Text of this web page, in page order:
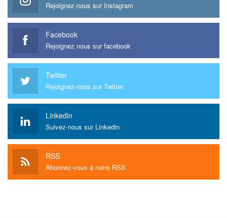
Rejoignez-nous sur Instagram
Facebook
Rejoignez nous sur facebook
Twitter
Rejoignez-nous sur Twitter
Linkedin
Suivez-nous sur Linkedin
RSS
Abonnez-vous à notre RSS